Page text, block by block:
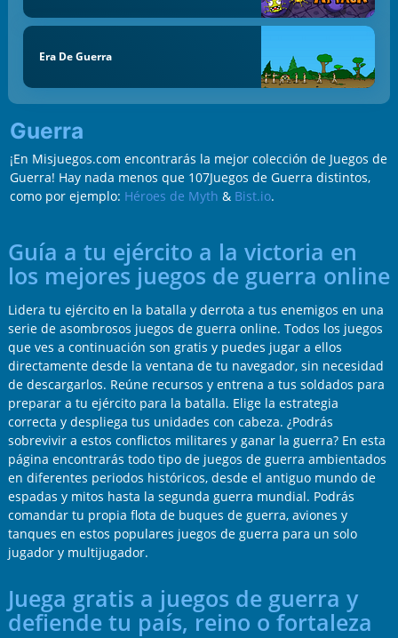
Era De Guerra
Guerra
¡En Misjuegos.com encontrarás la mejor colección de Juegos de
Guerra! Hay nada menos que 107Juegos de Guerra distintos,
como por ejemplo: Héroes de Myth & Bist.io.
Guía a tu ejército a la victoria en
los mejores juegos de guerra online
Lidera tu ejército en la batalla y derrota a tus enemigos en una
serie de asombrosos juegos de guerra online. Todos los juegos
que ves a continuación son gratis y puedes jugar a ellos
directamente desde la ventana de tu navegador, sin necesidad
de descargarlos. Reúne recursos y entrena a tus soldados para
preparar a tu ejército para la batalla. Elige la estrategia
correcta y despliega tus unidades con cabeza. ¿Podrás
sobrevivir a estos conflictos militares y ganar la guerra? En esta
página encontrarás todo tipo de juegos de guerra ambientados
en diferentes periodos históricos, desde el antiguo mundo de
espadas y mitos hasta la segunda guerra mundial. Podrás
comandar tu propia flota de buques de guerra, aviones y
tanques en estos populares juegos de guerra para un solo
jugador y multijugador.
Juega gratis a juegos de guerra y
defiende tu país, reino o fortaleza